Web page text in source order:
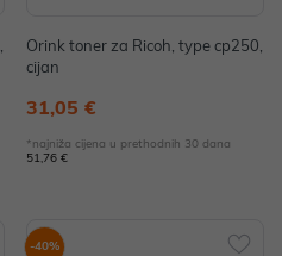
Orink toner za Ricoh, type cp250,
cijan
31,05 €
*najniža cijena u prethodnih 30 dana
51,76 €
-40%